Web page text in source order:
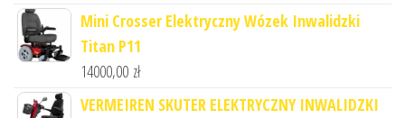
Mini Crosser Elektryczny Wózek Inwalidzki
Titan P11
14000,00 zł
VERMEIREN SKUTER ELEKTRYCZNY INWALIDZKI